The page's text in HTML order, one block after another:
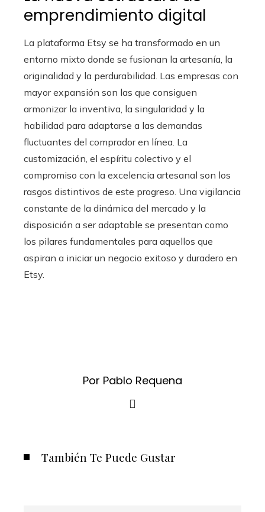
emprendimiento digital
La plataforma Etsy se ha transformado en un
entorno mixto donde se fusionan la artesanía, la
originalidad y la perdurabilidad. Las empresas con
mayor expansión son las que consiguen
armonizar la inventiva, la singularidad y la
habilidad para adaptarse a las demandas
fluctuantes del comprador en línea. La
customización, el espíritu colectivo y el
compromiso con la excelencia artesanal son los
rasgos distintivos de este progreso. Una vigilancia
constante de la dinámica del mercado y la
disposición a ser adaptable se presentan como
los pilares fundamentales para aquellos que
aspiran a iniciar un negocio exitoso y duradero en
Etsy.
Por Pablo Requena
También Te Puede Gustar